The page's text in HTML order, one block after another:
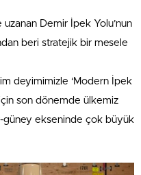
uzanan Demir İpek Yolu’nun
beri stratejik bir mesele
deyimimizle ‘Modern İpek
son dönemde ülkemiz
güney ekseninde çok büyük